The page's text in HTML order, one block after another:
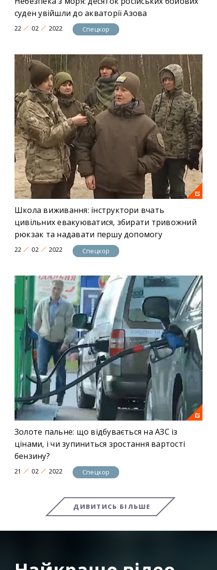
суден увійшли до акваторії Азова
22 02 2022 Спецкор
Школа виживання: інструктори вчать
цивільних евакуюватися, збирати тривожний
рюкзак та надавати першу допомогу
22 02 2022 Спецкор
Золоте пальне: що відбувається на АЗС із
цінами, і чи зупиниться зростання вартості
бензину?
21 02 2022 Спецкор
ДИВИТИСЬ БІЛЬШЕ